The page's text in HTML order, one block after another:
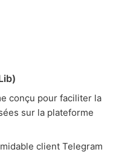
conçu pour faciliter la
sur la plateforme
client Telegram